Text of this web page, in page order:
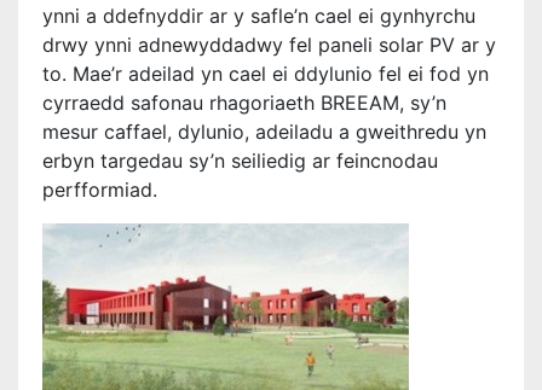
ynni a ddefnyddir ar y safle’n cael ei gynhyrchu
drwy ynni adnewyddadwy fel paneli solar PV ar y
to. Mae’r adeilad yn cael ei ddylunio fel ei fod yn
cyrraedd safonau rhagoriaeth BREEAM, sy’n
mesur caffael, dylunio, adeiladu a gweithredu yn
erbyn targedau sy’n seiliedig ar feincnodau
perfformiad.